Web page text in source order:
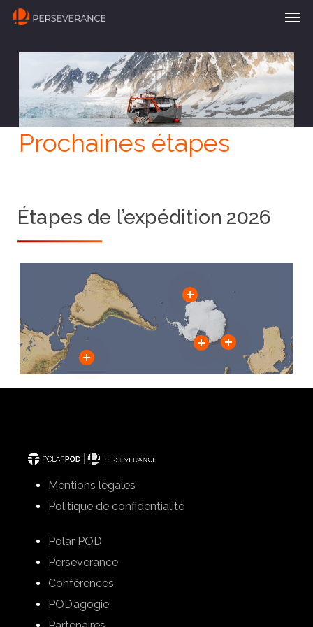
Passer
contenu
Prochaines étapes
Étapes de l’expédition 2026
CloseClose
Mentions légales
Politique de confidentialité
Polar POD
Perseverance
Conférences
POD’agogie